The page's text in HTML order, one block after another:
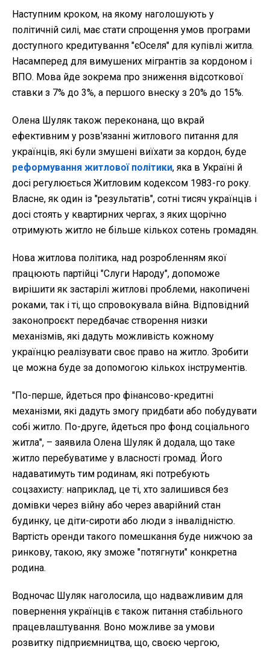
Наступним кроком, на якому наголошують у
політичній силі, має стати спрощення умов програми
доступного кредитування "єОселя" для купівлі житла.
Насамперед для вимушених мігрантів за кордоном і
ВПО. Мова йде зокрема про зниження відсоткової
ставки з 7% до 3%, а першого внеску з 20% до 15%.
Олена Шуляк також переконана, що вкрай
ефективним у розв'язанні житлового питання для
українців, які були змушені виїхати за кордон, буде
реформування житлової політики, яка в Україні й
досі регулюється Житловим кодексом 1983-го року.
Власне, як один із "результатів", сотні тисяч українців і
досі стоять у квартирних чергах, з яких щорічно
отримують житло не більше кількох сотень громадян.
Нова житлова політика, над розробленням якої
працюють партійці "Слуги Народу", допоможе
вирішити як застарілі житлові проблеми, накопичені
роками, так і ті, що спровокувала війна. Відповідний
законопроєкт передбачає створення низки
механізмів, які дадуть можливість кожному
українцю реалізувати своє право на житло. Зробити
це можна буде за допомогою кількох інструментів.
"По-перше, йдеться про фінансово-кредитні
механізми, які дадуть змогу придбати або побудувати
собі житло. По-друге, йдеться про фонд соціального
житла", – заявила Олена Шуляк й додала, що таке
житло перебуватиме у власності громад. Його
надаватимуть тим родинам, які потребують
соцзахисту: наприклад, це ті, хто залишився без
домівки через війну або через аварійний стан
будинку, це діти-сироти або люди з інвалідністю.
Вартість оренди такого помешкання буде нижчою за
ринкову, такою, яку зможе "потягнути" конкретна
родина.
Водночас Шуляк наголосила, що надважливим для
повернення українців є також питання стабільного
працевлаштування. Воно можливе за умови
розвитку підприємництва, що, своєю чергою,